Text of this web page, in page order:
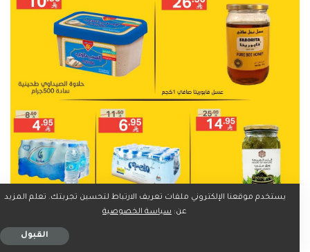
يستخدم موقعنا الإلكتروني ملفات تعريف الارتباط لتحسين تجربتك. تعلم المزيد
عن: سياسة الخصوصية
القبول